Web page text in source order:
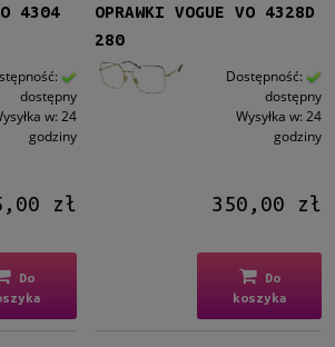
4304
dostępny
w: 24
godziny
zł
Do
OPRAWKI VOGUE VO 4328D
280
Dostępność:
dostępny
Wysyłka w: 24
godziny
350,00 zł
Do
koszyka